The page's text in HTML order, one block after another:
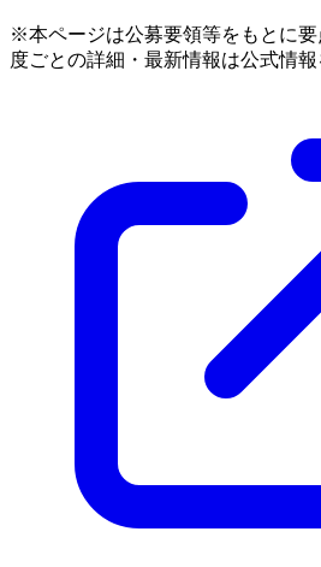
※本ページは公募要領等をもとに要
度ごとの詳細・最新情報は公式情報